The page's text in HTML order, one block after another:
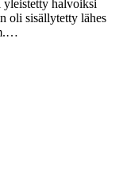
yleistetty halvoiksi
oli sisällytetty lähes